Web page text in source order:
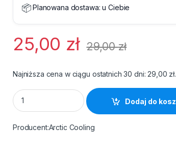
📦Planowana dostawa:u Ciebie
25,00 zł 29,00zł
Najniższa cena w ciągu ostatnich 30 dni:29,00 zł.
Pasta termoprzewodząca Arctic MX-4 - 4 g
Dodaj do
Arctic Cooling